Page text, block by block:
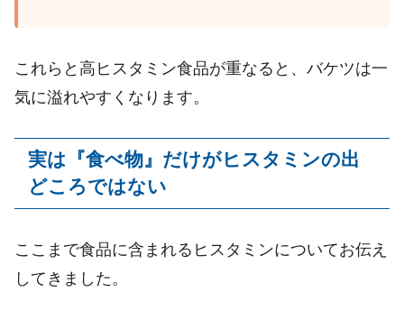
これらと高ヒスタミン食品が重なると、バケツは一
気に溢れやすくなります。
実は『食べ物』だけがヒスタミンの出
どころではない
ここまで食品に含まれるヒスタミンについてお伝え
してきました。